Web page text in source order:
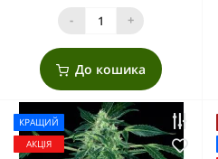
- +
До кошика
КРАЩИЙ
АКЦІЯ